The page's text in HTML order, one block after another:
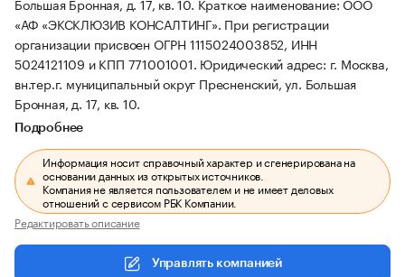
«АФ «ЭКСКЛЮЗИВ КОНСАЛТИНГ». При регистрации
организации присвоен ОГРН 1115024003852, ИНН
5024121109 и КПП 771001001. Юридический адрес: г. Москва,
вн.тер.г. муниципальный округ Пресненский, ул. Большая
Бронная, д. 17, кв. 10.
Подробнее
Информация носит справочный характер и сгенерирована на
основании данных из открытых источников.
Компания не является пользователем и не имеет деловых
отношений с сервисом РБК Компании.
Редактировать описание
Управлять компанией